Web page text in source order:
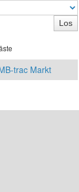
trac Markt